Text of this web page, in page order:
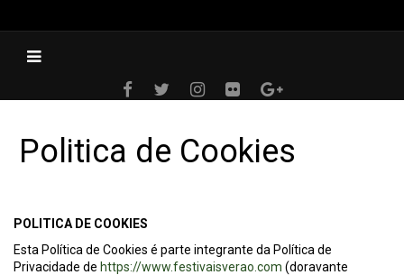
Politica de Cookies
POLITICA DE COOKIES
Esta Política de Cookies é parte integrante da Política de
Privacidade de https://www.festivaisverao.com (doravante